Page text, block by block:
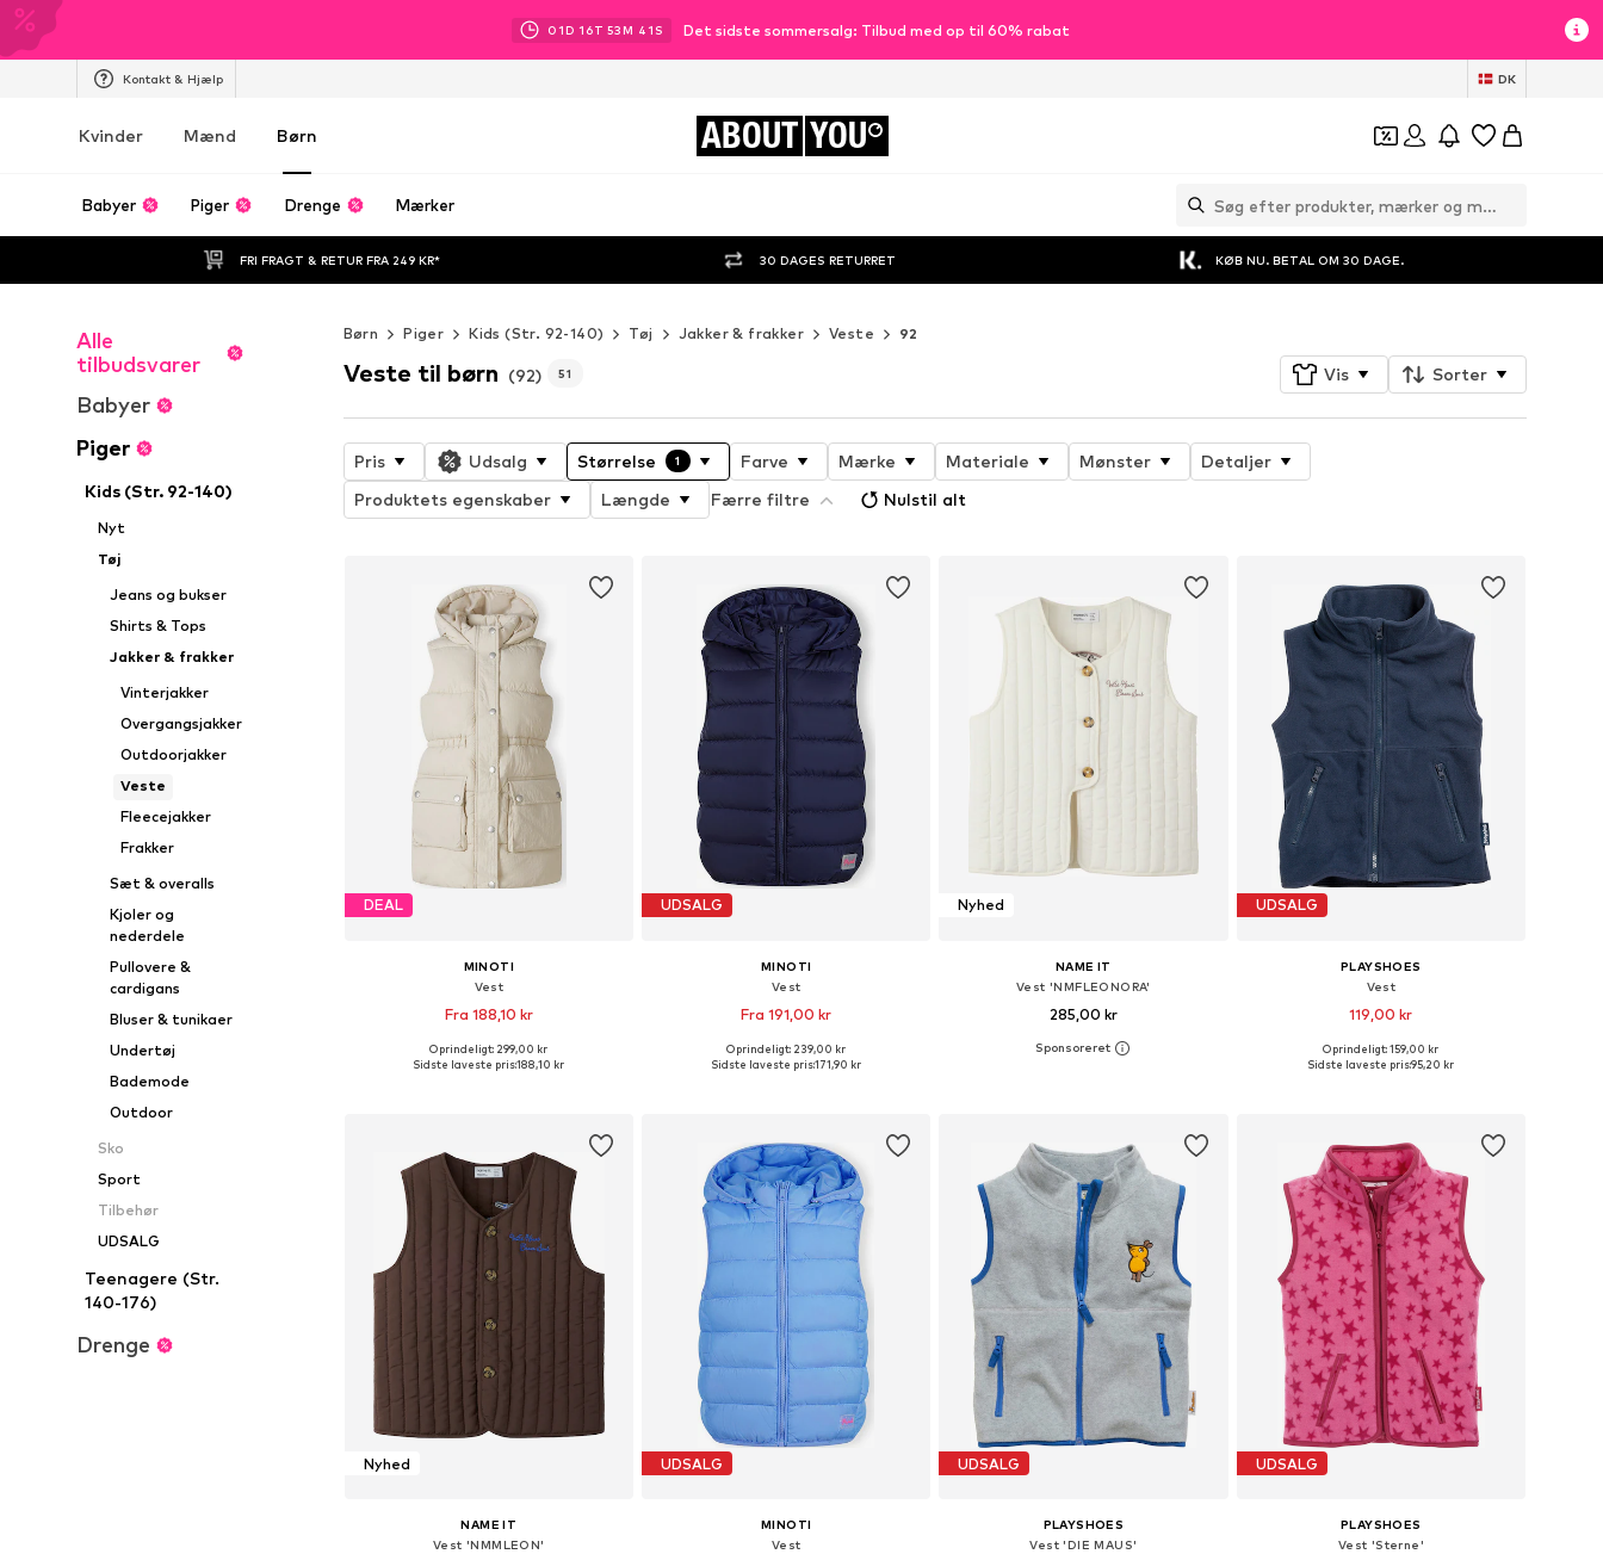
01D 16T 53M 38 S Det sidste sommersalg: Tilbud med op til 60% rabat
Kontakt & Hjælp DK
Kvinder Mænd Børn ABOUT YOU
Babyer Piger Drenge Mærker
FRI FRAGT & RETUR FRA 249 KR* 30 DAGES RETURRET KØB NU. BETAL OM 30 DAGE.
Alle
tilbudsvarer
Babyer
Piger
Kids (Str. 92-140)
Nyt
Tøj
Jeans og bukser
Shirts & Tops
Jakker & frakker
Vinterjakker
Overgangsjakker
Outdoorjakker
Veste
Fleecejakker
Frakker
Sæt & overalls
Kjoler og
nederdele
Pullovere &
cardigans
Bluser & tunikaer
Undertøj
Bademode
Outdoor
Sko
Sport
Tilbehør
UDSALG
Teenagere (Str.
140-176)
Drenge
Børn Piger Kids (Str. 92-140) Tøj Jakker & frakker Veste 92
Veste til børn (92) 51 Vis Sorter
Pris Udsalg Størrelse 1 Farve Mærke Materiale Mønster
Detaljer
Produktets egenskaber
Længde Færre filtre Nulstil alt
DEAL
MINOTI
Vest
Fra 188,10 kr
Fås i mange størrelser
Oprindeligt: 299,00 kr
Sidste laveste pris:188,10 kr
UDSALG
MINOTI
Vest
Fra 191,00 kr
Fås i mange størrelser
Oprindeligt: 239,00 kr
Sidste laveste pris:171,90 kr
Nyhed
NAME IT
Vest 'NMFLEONORA'
285,00 kr
Fås i mange størrelser
UDSALG
PLAYSHOES
Vest
119,00 kr
Fås i mange størrelser
Oprindeligt: 159,00 kr
Sidste laveste pris:95,20 kr
Nyhed
NAME IT
Vest 'NMMLEON'
UDSALG
MINOTI
Vest
UDSALG
PLAYSHOES
Vest 'DIE MAUS'
UDSALG
PLAYSHOES
Vest 'Sterne'